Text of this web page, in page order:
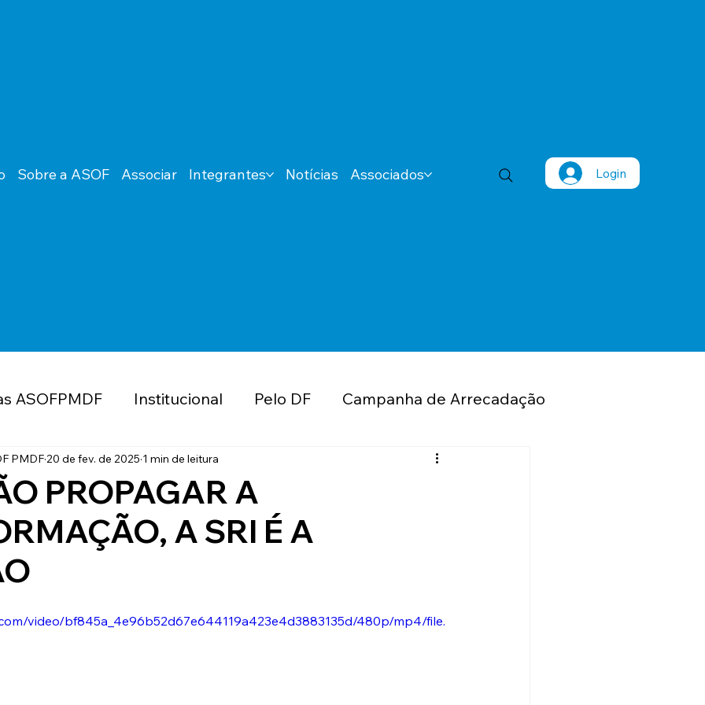
Sobre a ASOF Associar Integrantes Notícias Associados Login
ASOFPMDF Institucional Pelo DF Campanha de Arrecadação
de Vantagens Educação
Valorização e Reconhecimento
PROPAGAR A
A SRI É A
PMDF20 de fev. de 2025 1 min de leitura
video/bf845a_4e96b52d67e644119a423e4d3883135d/480p/mp4/file.